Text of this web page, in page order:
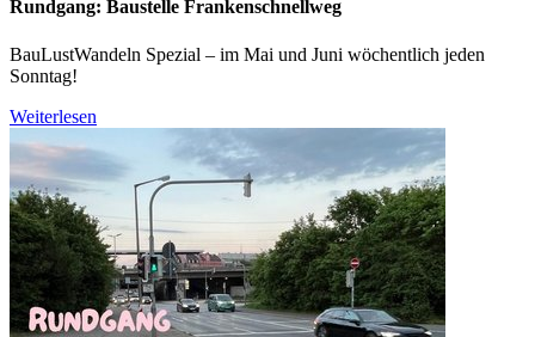
Rundgang: Baustelle Frankenschnellweg
BauLustWandeln Spezial – im Mai und Juni wöchentlich jeden
Sonntag!
Weiterlesen